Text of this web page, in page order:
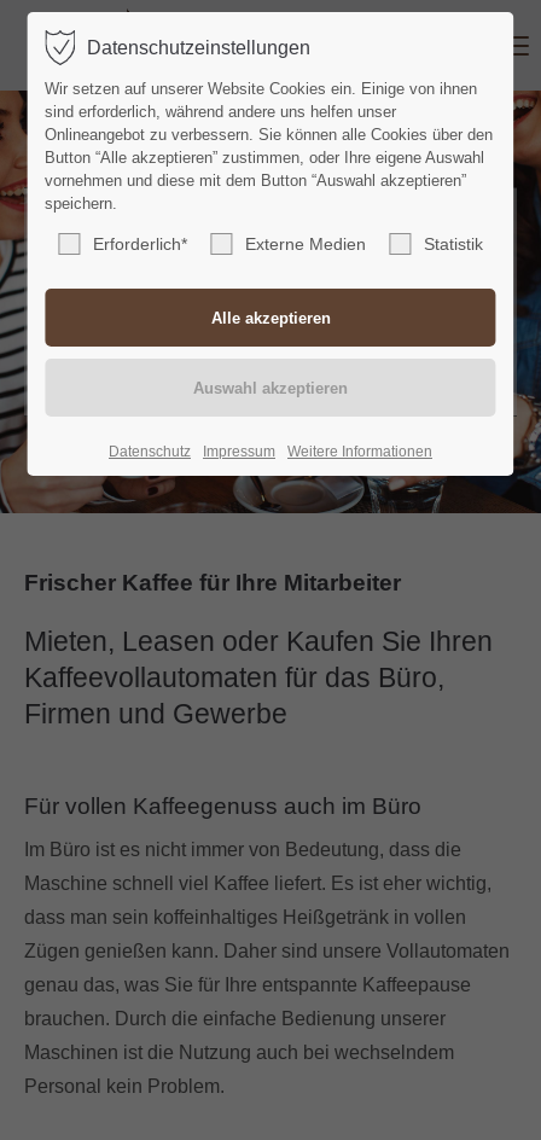
für Büro, Firmen und
Gewerbe
TOP Kaffeevollautomaten zum Mieten, Leasen
und Kaufen
Frischer Kaffee für Ihre Mitarbeiter
Mieten, Leasen oder Kaufen Sie Ihren
Kaffeevollautomaten für das Büro,
Firmen und Gewerbe
Für vollen Kaffeegenuss auch im Büro
Im Büro ist es nicht immer von Bedeutung, dass die
Maschine schnell viel Kaffee liefert. Es ist eher wichtig,
dass man sein koffeinhaltiges Heißgetränk in vollen
Zügen genießen kann. Daher sind unsere Vollautomaten
genau das, was Sie für Ihre entspannte Kaffeepause
brauchen. Durch die einfache Bedienung unserer
Maschinen ist die Nutzung auch bei wechselndem
Personal kein Problem.
Datenschutzeinstellungen
Wir setzen auf unserer Website Cookies ein. Einige von ihnen
sind erforderlich, während andere uns helfen unser
Onlineangebot zu verbessern. Sie können alle Cookies über den
Button “Alle akzeptieren” zustimmen, oder Ihre eigene Auswahl
vornehmen und diese mit dem Button “Auswahl akzeptieren”
speichern.
Erforderlich* Externe Medien Statistik
Datenschutz Impressum Weitere Informationen